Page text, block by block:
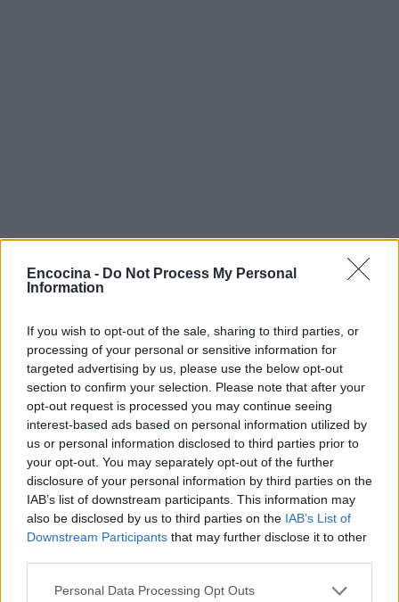
Encocina - Do Not Process My Personal
Information
If you wish to opt-out of the sale, sharing to third parties, or
processing of your personal or sensitive information for
targeted advertising by us, please use the below opt-out
section to confirm your selection. Please note that after your
opt-out request is processed you may continue seeing
interest-based ads based on personal information utilized by
us or personal information disclosed to third parties prior to
your opt-out. You may separately opt-out of the further
disclosure of your personal information by third parties on the
IAB’s list of downstream participants. This information may
also be disclosed by us to third parties on the IAB’s List of
Downstream Participants that may further disclose it to other
Please note that this website/app uses one or more Google
Personal Data Processing Opt Outs
Sigue leyendo
RECETAS